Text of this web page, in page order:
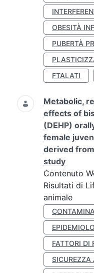
OBESITÀ
PUBERTÀ
FTALATI
Metabolic,
effects of
(DEHP)
female
derived
study
Contenuto
Risultati di
animale
FATTORI DI
SICUREZZA